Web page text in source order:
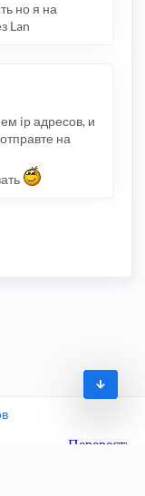
но я на
Lan
ip адресов, и
на